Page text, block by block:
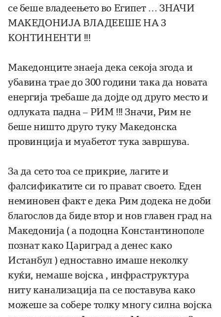
се беше владеењето во Египет … ЗНАЧИ
МАКЕДОНИЈА ВЛАДЕЕШЕ НА 3
КОНТИНЕНТИ !!!
Македонците знаеја дека секоја згода и
убавина трае до 300 години така да новата
енергија требаше да дојде од друго место и
одлуката падна – РИМ !!! Значи, Рим не
беше ништо друго туку Македонска
провинција и муабетот тука завршува.
За да сето тоа се прикрие, лагите и
фалсификатите си го прават своето. Еден
неминовен факт е дека Рим додека не доби
благослов да биде втор и нов главен град на
Македонија ( а подоцна Константинополе
познат како Цариград а денес како
Истанбул ) едноставно имаше неколку
куќи, немаше војска , инфраструктура
ниту канализација па се поставува како
можеше за собере толку многу силна војска